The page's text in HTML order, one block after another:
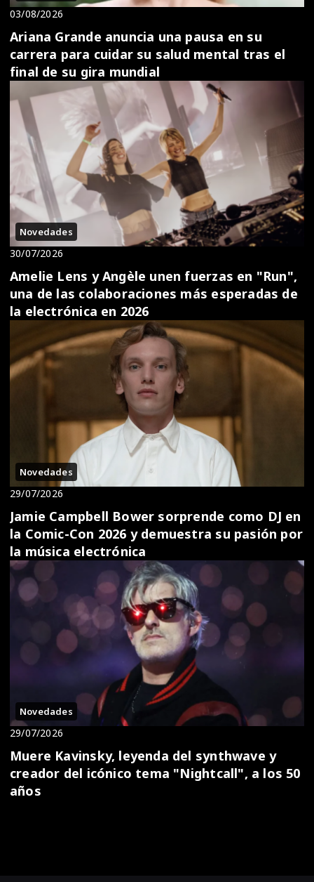
03/08/2026
Ariana Grande anuncia una pausa en su
carrera para cuidar su salud mental tras el
final de su gira mundial
Novedades
30/07/2026
Amelie Lens y Angèle unen fuerzas en "Run",
una de las colaboraciones más esperadas de
la electrónica en 2026
Novedades
29/07/2026
Jamie Campbell Bower sorprende como DJ en
la Comic-Con 2026 y demuestra su pasión por
la música electrónica
Novedades
29/07/2026
Muere Kavinsky, leyenda del synthwave y
creador del icónico tema "Nightcall", a los 50
años